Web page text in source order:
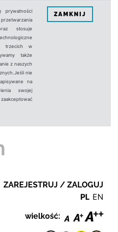
prywatności
stosuje
trzecich w
także
z naszych
nie
na
swojej
ZAMKNIJ
ZAREJESTRUJ / ZALOGUJ
PL EN
wielkość: